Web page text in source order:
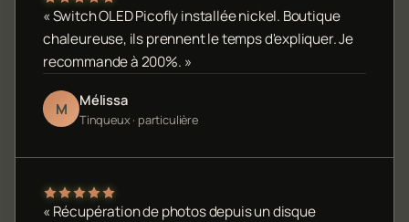
« Switch OLED Picofly installée nickel. Boutique
chaleureuse, ils prennent le temps d'expliquer. Je
recommande à 200%. »
M Mélissa
Tinqueux · particulière
« Récupération de photos depuis un disque